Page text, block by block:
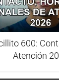
600:
Atención